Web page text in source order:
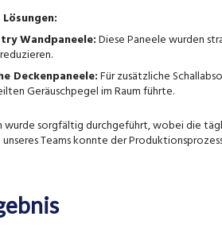
Wandpaneele:Diese Paneele wurden
Deckenpaneele:Für zusätzliche
Geräuschpegel im Raum führte.
wurde sorgfältig durchgeführt, wobei die
Teams konnte der